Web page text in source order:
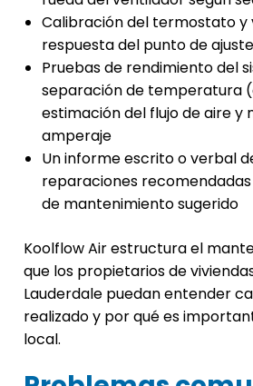
Calibración del termostato y
respuesta del punto de
Pruebas de rendimiento del
separación de temperatura
estimación del flujo de aire y
amperaje
Un informe escrito o verbal
reparaciones
de mantenimiento sugerido
Koolflow Air estructura el
que los propietarios de
Lauderdale puedan entender
realizado y por qué es
local.